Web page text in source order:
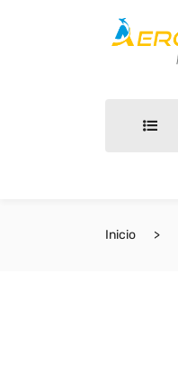
Inicio